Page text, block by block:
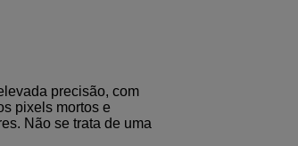
precisão, com
pixels mortos e
Não se trata de uma